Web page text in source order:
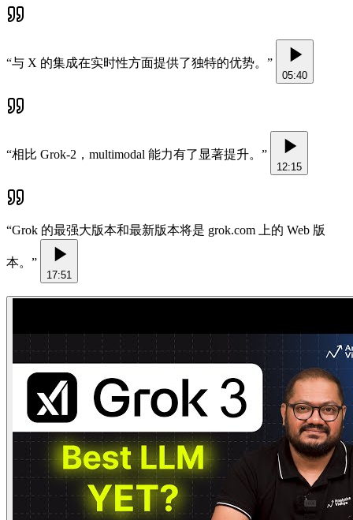
“与 X 的集成在实时性方面提供了独特的优势。 ”
05:40
“相比 Grok-2，multimodal 能力有了显著提升。 ”
12:15
“Grok 的最强大版本和最新版本将是 grok.com 上的 Web 版
本。 ”
17:51